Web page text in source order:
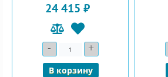
24 415 ₽
- Количество+
В корзину